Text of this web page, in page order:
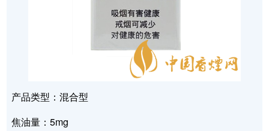
产品类型：混合型
焦油量：5mg